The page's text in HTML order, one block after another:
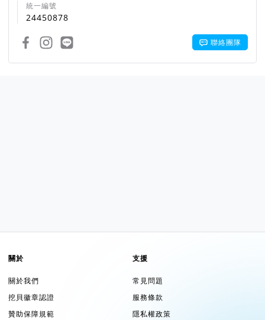
統一編號
24450878
聯絡團隊
關於
關於我們
挖貝徽章認證
贊助保障規範
支援
常見問題
服務條款
隱私權政策